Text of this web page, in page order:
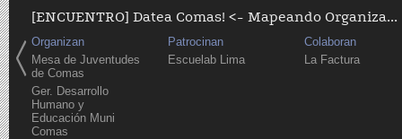
[ENCUENTRO] Datea Comas! <- Mapeando Organiza...
Organizan
Mesa de Juventudes
de Comas
Ger. Desarrollo
Humano y
Educación Muni
Comas
Patrocinan
Escuelab Lima
Colaboran
La Factura